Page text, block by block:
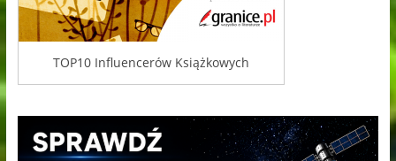
TOP10 Influencerów Książkowych